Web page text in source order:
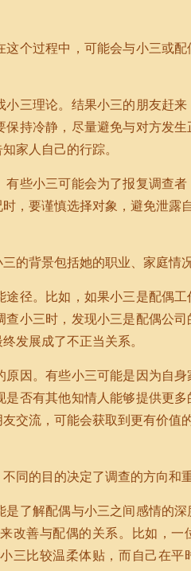
个过程中，可能会与小三或
三理论。结果小三的朋友赶来
持冷静，尽量避免与对方发
家人自己的行踪。
些小三可能会为了报复调查
，要谨慎选择对象，避免泄露
的背景包括她的职业、家庭情
径。比如，如果小三是配偶
小三时，发现小三是配偶公
发展成了不正当关系。
因。有些小三可能是因为自
否有其他知情人能够提供更
交流，可能会获取到更有价值的
同的目的决定了调查的方向和重
了解配偶与小三之间感情的
改善与配偶的关系。比如，一
三比较温柔体贴，而自己在平